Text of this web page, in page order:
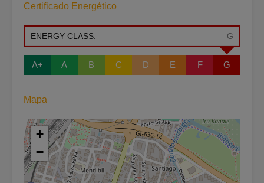
Certificado Energético
ENERGY CLASS: G
A+ A B C D E F G
Mapa
+
−